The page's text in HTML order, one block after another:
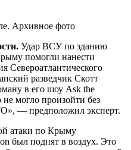
Архивное фото
Удар ВСУ по зданию
помогли нанести
Североатлантического
разведчик Скотт
в его шоу Ask the
могло произойти без
— предположил эксперт.
атаки по Крыму
был поднят в воздух. Это